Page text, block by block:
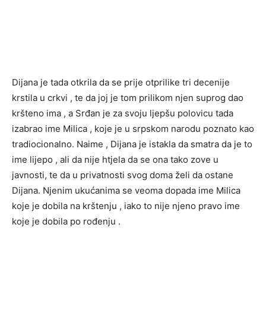
Dijana je tada otkrila da se prije otprilike tri decenije
krstila u crkvi , te da joj je tom prilikom njen suprog dao
kršteno ima , a Srđan je za svoju ljepšu polovicu tada
izabrao ime Milica , koje je u srpskom narodu poznato kao
tradiocionalno. Naime , Dijana je istakla da smatra da je to
ime lijepo , ali da nije htjela da se ona tako zove u
javnosti, te da u privatnosti svog doma želi da ostane
Dijana. Njenim ukućanima se veoma dopada ime Milica
koje je dobila na krštenju , iako to nije njeno pravo ime
koje je dobila po rođenju .